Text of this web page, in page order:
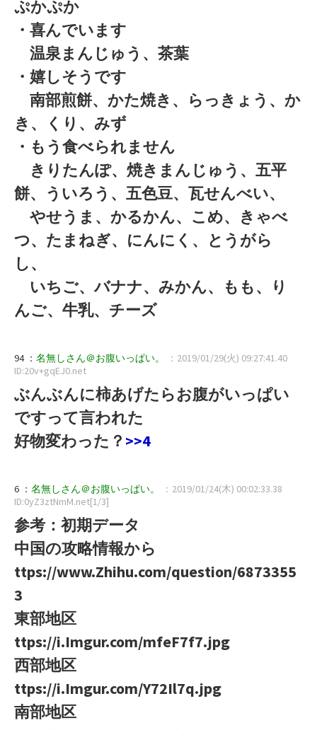
ぷかぷか
・喜んでいます
温泉まんじゅう、茶葉
・嬉しそうです
南部煎餅、かた焼き、らっきょう、か
き、くり、みず
・もう食べられません
きりたんぽ、焼きまんじゅう、五平
餅、ういろう、五色豆、瓦せんべい、
やせうま、かるかん、こめ、きゃべ
つ、たまねぎ、にんにく、とうがら
し、
いちご、バナナ、みかん、もも、り
んご、牛乳、チーズ
94 ： 名無しさん＠お腹いっぱい。
：2019/01/29(火) 09:27:41.40
ID:20v+gqEJ0.net
ぶんぶんに柿あげたらお腹がいっぱい
ですって言われた
好物変わった？ >>4
6 ： 名無しさん＠お腹いっぱい。
：2019/01/24(木) 00:02:33.38
ID:0yZ3ztNmM.net[1/3]
参考：初期データ
中国の攻略情報から
ttps://www.Zhihu.com/question/6873355
3
東部地区
ttps://i.Imgur.com/mfeF7f7.jpg
西部地区
ttps://i.Imgur.com/Y72Il7q.jpg
南部地区